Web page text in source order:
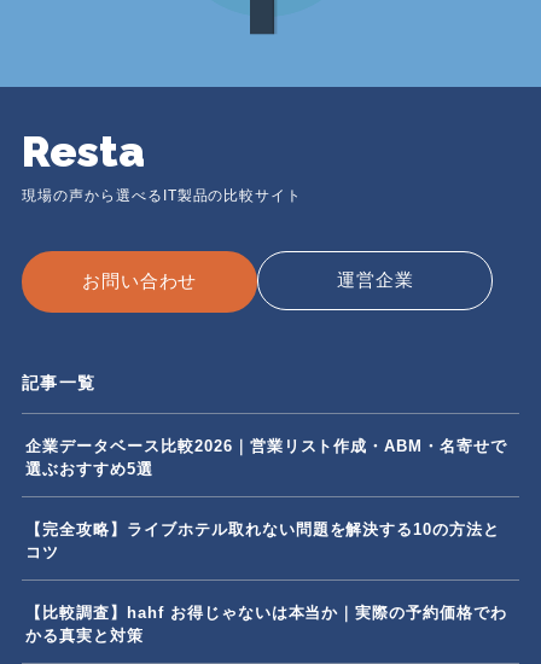
Resta
現場の声から選べるIT製品の比較サイト
お問い合わせ 運営企業
記事一覧
企業データベース比較2026｜営業リスト作成・ABM・名寄せで
選ぶおすすめ5選
【完全攻略】ライブホテル取れない問題を解決する10の方法と
コツ
【比較調査】hahf お得じゃないは本当か｜実際の予約価格でわ
かる真実と対策